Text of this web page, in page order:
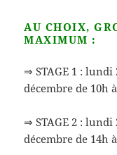
AU CHOIX,
MAXIMUM :
⇒ STAGE 1 : lundi
décembre de 10h
⇒ STAGE 2 : lundi
décembre de 14h